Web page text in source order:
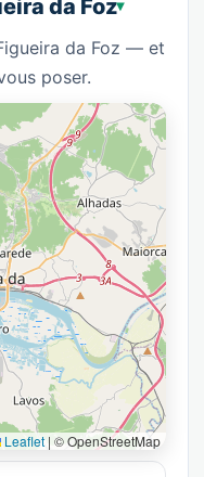
da Foz
da Foz — et
poser.
Leaflet | © OpenStreetMap